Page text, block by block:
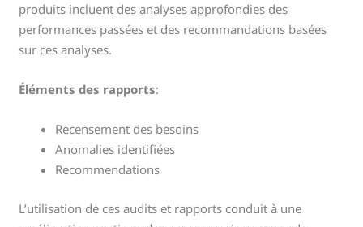
produits incluent des analyses approfondies des
performances passées et des recommandations basées
sur ces analyses.
Éléments des rapports:
Recensement des besoins
Anomalies identifiées
Recommendations
L’utilisation de ces audits et rapports conduit à une